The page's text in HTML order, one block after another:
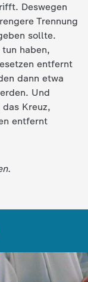
Deswegen
Trennung
sollte.
haben,
entfernt
dann etwa
Und
Kreuz,
entfernt